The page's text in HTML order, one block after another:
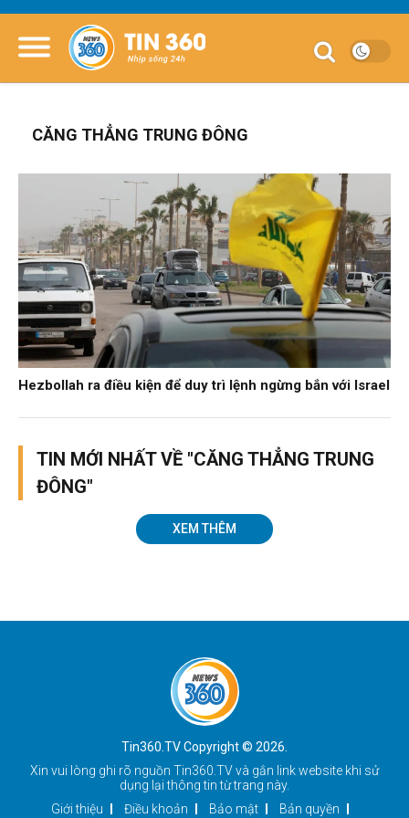
CĂNG THẲNG TRUNG ĐÔNG
Hezbollah ra điều kiện để duy trì lệnh ngừng bắn với Israel
TIN MỚI NHẤT VỀ "CĂNG THẲNG TRUNG
ĐÔNG"
XEM THÊM
Tin360.TV Copyright © 2026.
Xin vui lòng ghi rõ nguồn Tin360.TVvà gắn link website khi sử
dụng lại thông tin từ trang này.
Giới thiệu
Điều khoản Bảo mật Bản quyền